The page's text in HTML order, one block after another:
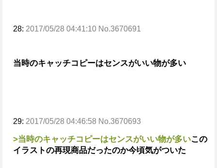
28: 2017/05/28 04:41:10 No.3670691
当時のキャッチコピーはセンスがいい物が多い
29: 2017/05/28 04:46:58 No.3670693
>当時のキャッチコピーはセンスがいい物が多いこの
イラストの再現商品だったのか今頃気がついた